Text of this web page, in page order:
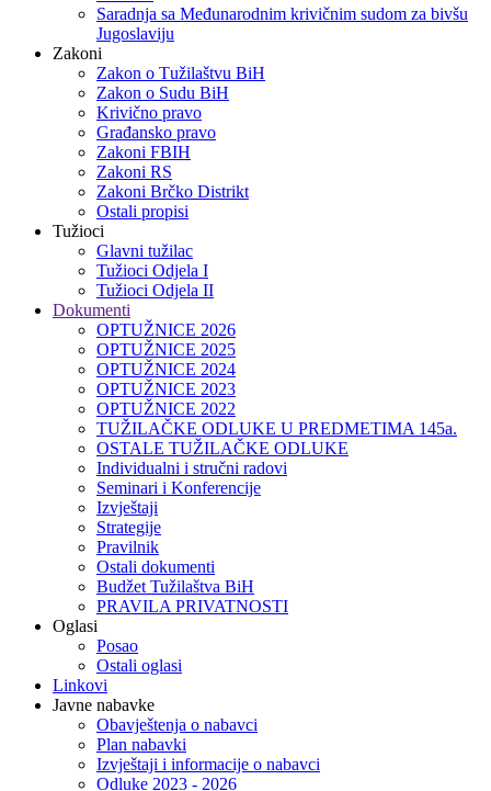
Saradnja sa Međunarodnim krivičnim sudom za bivšu
Jugoslaviju
Zakoni
Zakon o Тužilaštvu BiH
Zakon o Sudu BiH
Krivično pravo
Građansko pravo
Zakoni FBIH
Zakoni RS
Zakoni Brčko Distrikt
Ostali propisi
Tužioci
Glavni tužilac
Tužioci Odjela I
Tužioci Odjela II
Dokumenti
OPTUŽNICE 2026
OPTUŽNICE 2025
OPTUŽNICE 2024
OPTUŽNICE 2023
OPTUŽNICE 2022
TUŽILAČKE ODLUKE U PREDMETIMA 145a.
OSTALE TUŽILAČKE ODLUKE
Individualni i stručni radovi
Seminari i Konferencije
Izvještaji
Strategije
Pravilnik
Ostali dokumenti
Budžet Tužilaštva BiH
PRAVILA PRIVATNOSTI
Oglasi
Posao
Ostali oglasi
Linkovi
Javne nabavke
Obavještenja o nabavci
Plan nabavki
Izvještaji i informacije o nabavci
Odluke 2023 - 2026